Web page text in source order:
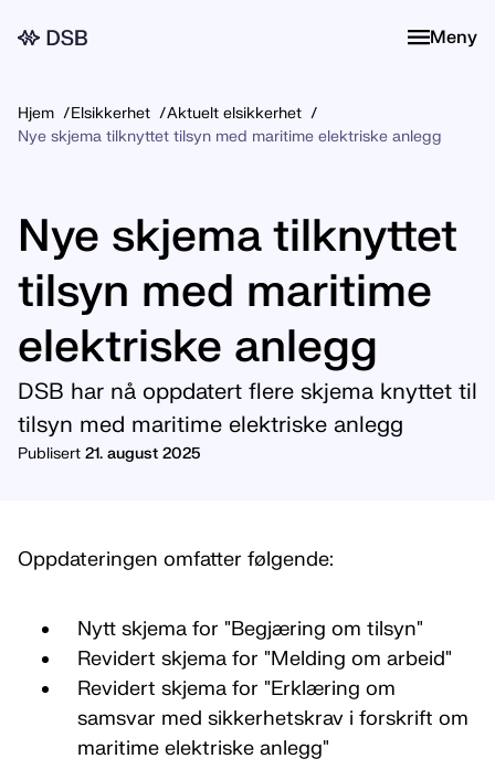
Meny
Meny
Hjem Elsikkerhet
Aktuelt elsikkerhet
Nye skjema tilknyttet tilsyn med maritime elektriske anlegg
Nye skjema tilknyttet
tilsyn med maritime
elektriske anlegg
DSB har nå oppdatert flere skjema knyttet til
tilsyn med maritime elektriske anlegg
Publisert 21. august 2025
Oppdateringen omfatter følgende:
Nytt skjema for "Begjæring om tilsyn"
Revidert skjema for "Melding om arbeid"
Revidert skjema for "Erklæring om
samsvar med sikkerhetskrav i forskrift om
maritime elektriske anlegg"